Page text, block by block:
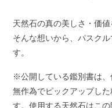
天然石の真の美しさ・価値
そんな想いから、パスク
す。
※公開している鑑別書は、
無作為でピックアップし
す。使用する天然石はこ